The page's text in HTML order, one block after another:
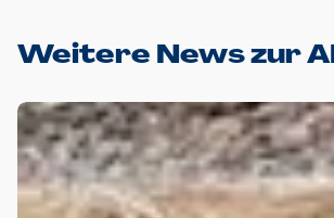
Weitere News zur